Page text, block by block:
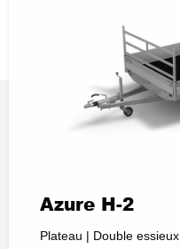
Azure H-2
Plateau | Double essieux